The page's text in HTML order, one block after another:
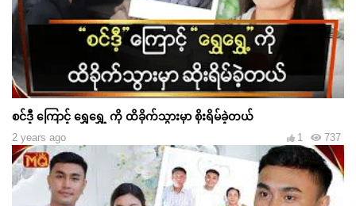
စင်ဒီ့ ကြောင့် ရွှေရွှေ့ ကို ထိခိုက်သွားမှာ စိုးရိမ်ခဲ့တယ်
2 years ago 737
1